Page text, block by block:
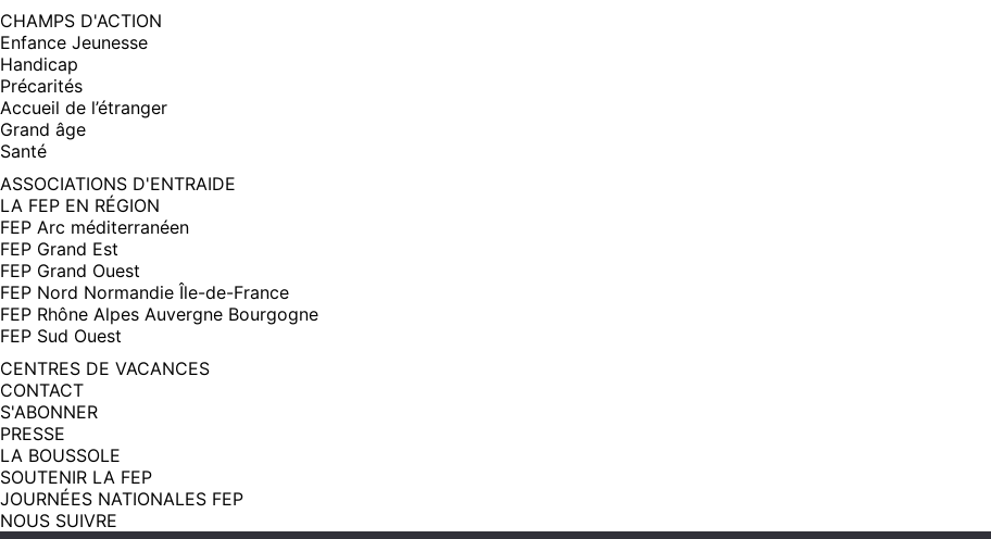
CHAMPS D'ACTION
Enfance Jeunesse
Handicap
Précarités
Accueil de l’étranger
Grand âge
Santé
ASSOCIATIONS D'ENTRAIDE
LA FEP EN RÉGION
FEP Arc méditerranéen
FEP Grand Est
FEP Grand Ouest
FEP Nord Normandie Île-de-France
FEP Rhône Alpes Auvergne Bourgogne
FEP Sud Ouest
CENTRES DE VACANCES
CONTACT
S'ABONNER
PRESSE
LA BOUSSOLE
SOUTENIR LA FEP
JOURNÉES NATIONALES FEP
NOUS SUIVRE